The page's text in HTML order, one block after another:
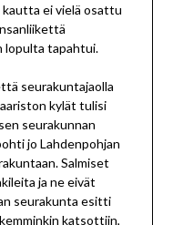
ei vielä osattu
lopulta tapahtui.
seurakuntajaolla
kylät tulisi
seurakunnan
jo Lahdenpohjan
Salmiset
ja ne eivät
seurakunta esitti
katsottiin,